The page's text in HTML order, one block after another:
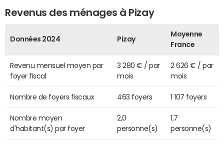
Revenus des ménages à Pizay
Données 2024 Pizay
Moyenne
France
Revenu mensuel moyen par
foyer fiscal
3 280 € / par
mois
2 626 € / par
mois
Nombre de foyers fiscaux 463 foyers 1 107 foyers
Nombre moyen
d'habitant(s) par foyer
2,0
personne(s)
1,7
personne(s)